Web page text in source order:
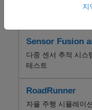
FPGA, ASIC 및 SoC 개발
계산 금융
계산 생물학
코드 검증
Sensor Fusion
다중 센서 추적 시스
테스트
RoadRunner
자율 주행 시뮬레이
지